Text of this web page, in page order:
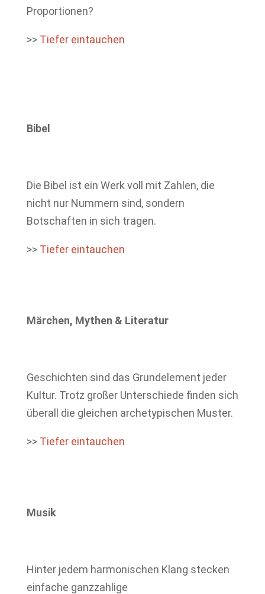
Proportionen?
>> Tiefer eintauchen
Bibel
Die Bibel ist ein Werk voll mit Zahlen, die
nicht nur Nummern sind, sondern
Botschaften in sich tragen.
>> Tiefer eintauchen
Märchen, Mythen & Literatur
Geschichten sind das Grundelement jeder
Kultur. Trotz großer Unterschiede finden sich
überall die gleichen archetypischen Muster.
>> Tiefer eintauchen
Musik
Hinter jedem harmonischen Klang stecken
einfache ganzzahlige